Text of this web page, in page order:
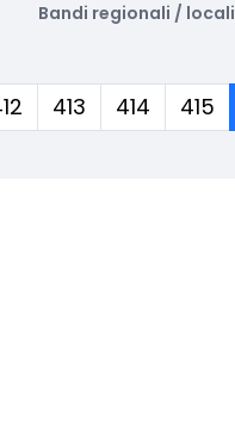
Bandi regionali / locali
413 414 415